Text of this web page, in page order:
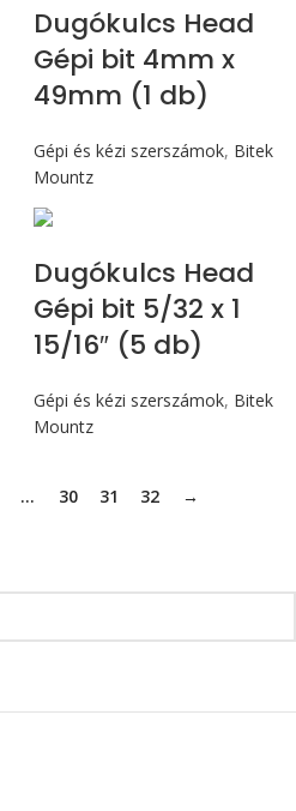
Dugókulcs Head
Gépi bit 4mm x
49mm (1 db)
Gépi és kézi szerszámok, Bitek
Mountz
Dugókulcs Head
Gépi bit 5/32 x 1
15/16″ (5 db)
Gépi és kézi szerszámok, Bitek
Mountz
… 30 31 32 →